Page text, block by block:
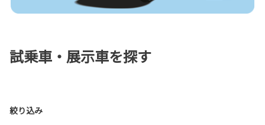
試乗車・展示車を探す
絞り込み